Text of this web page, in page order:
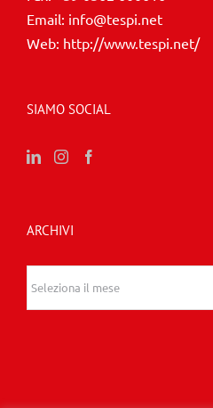
Email: info@tespi.net
Web: http://www.tespi.net/
SIAMO SOCIAL
ARCHIVI